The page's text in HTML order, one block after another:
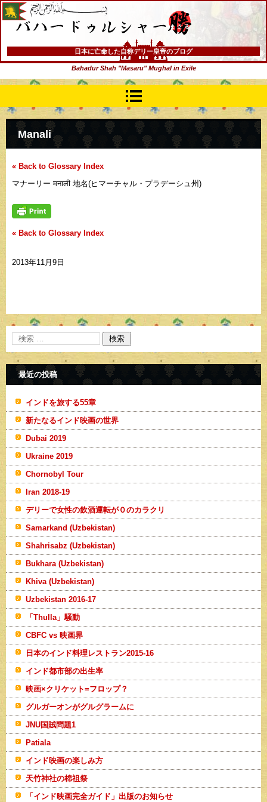
バハードゥルシャー勝(まさる)
日本に亡命した自称デリー皇帝のブログ
Bahadur Shah "Masaru" Mughal in Exile
Manali
« Back to Glossary Index
マナーリー मनाली 地名(ヒマーチャル・プラデーシュ州)
« Back to Glossary Index
2013年11月9日
最近の投稿
インドを旅する55章
新たなるインド映画の世界
Dubai 2019
Ukraine 2019
Chornobyl Tour
Iran 2018-19
デリーで女性の飲酒運転が０のカラクリ
Samarkand (Uzbekistan)
Shahrisabz (Uzbekistan)
Bukhara (Uzbekistan)
Khiva (Uzbekistan)
Uzbekistan 2016-17
「Thulla」騒動
CBFC vs 映画界
日本のインド料理レストラン2015-16
インド都市部の出生率
映画×クリケット=フロップ？
グルガーオンがグルグラームに
JNU国賊問題1
Patiala
インド映画の楽しみ方
天竹神社の棉祖祭
「インド映画完全ガイド」出版のお知らせ